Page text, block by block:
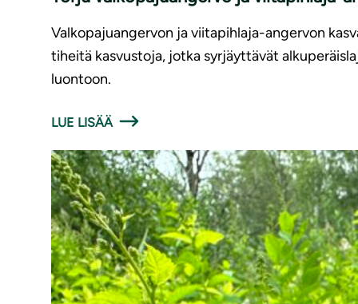
Valkopajuangervon ja viitapihlaja-angervon
tiheitä kasvustoja, jotka syrjäyttävät
luontoon.
LUE LISÄÄ